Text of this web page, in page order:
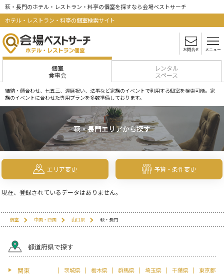
萩・長門のホテル・レストラン・料亭の個室を探すなら会場ベストサーチ
ホテル・レストラン・料亭の個室検索サイト
お問合せ メニュー
個室
食事会
レンタル
スペース
結納・顔合わせ、七五三、還暦祝い、法事など家族のイベントで利用する個室を検索可能。家
族のイベントに合わせた専用プランを多数準備しております。
萩・長門エリアから探す
エリア変更 予算・条件変更
現在、登録されているデータはありません。
個室 中国・四国 山口県 萩・長門
都道府県で探す
関東 茨城県 栃木県 群馬県 埼玉県 千葉県
東京都